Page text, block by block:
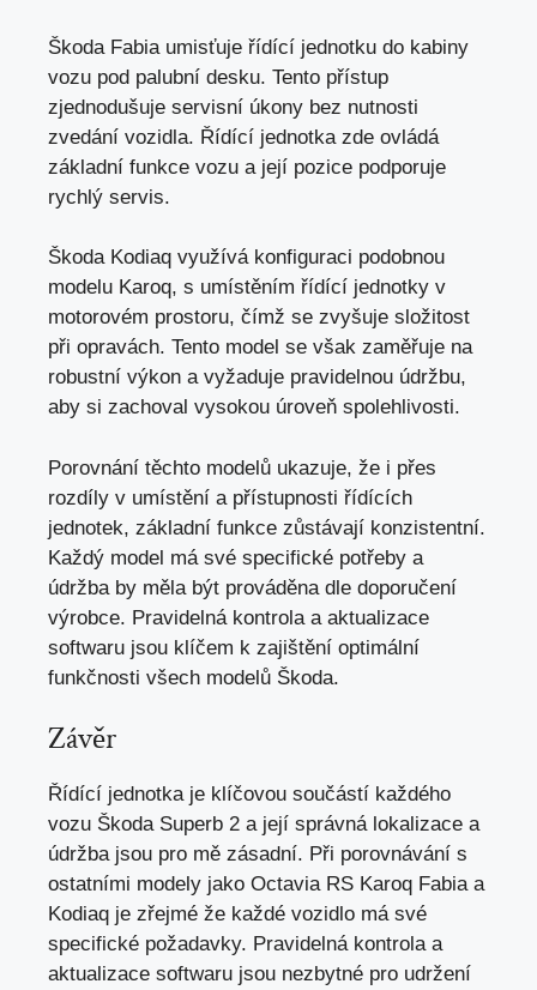
Škoda Fabia umisťuje řídící jednotku do kabiny
vozu pod palubní desku. Tento přístup
zjednodušuje servisní úkony bez nutnosti
zvedání vozidla. Řídící jednotka zde ovládá
základní funkce vozu a její pozice podporuje
rychlý servis.
Škoda Kodiaq využívá konfiguraci podobnou
modelu Karoq, s umístěním řídící jednotky v
motorovém prostoru, čímž se zvyšuje složitost
při opravách. Tento model se však zaměřuje na
robustní výkon a vyžaduje pravidelnou údržbu,
aby si zachoval vysokou úroveň spolehlivosti.
Porovnání těchto modelů ukazuje, že i přes
rozdíly v umístění a přístupnosti řídících
jednotek, základní funkce zůstávají konzistentní.
Každý model má své specifické potřeby a
údržba by měla být prováděna dle doporučení
výrobce. Pravidelná kontrola a aktualizace
softwaru jsou klíčem k zajištění optimální
funkčnosti všech modelů Škoda.
Závěr
Řídící jednotka je klíčovou součástí každého
vozu Škoda Superb 2 a její správná lokalizace a
údržba jsou pro mě zásadní. Při porovnávání s
ostatními modely jako Octavia RS Karoq Fabia a
Kodiaq je zřejmé že každé vozidlo má své
specifické požadavky. Pravidelná kontrola a
aktualizace softwaru jsou nezbytné pro udržení